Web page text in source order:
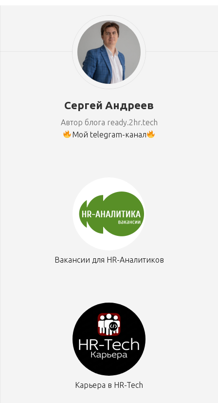
Сергей Андреев
Автор блога ready.2hr.tech
Мой telegram-канал
Вакансии для HR-Аналитиков
Карьера в HR-Tech